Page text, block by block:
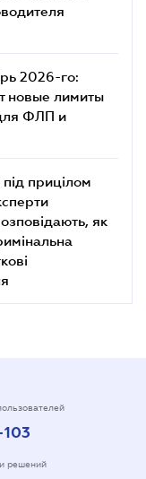
2026-го:
новые лимиты
ФЛП и
прицілом
як
решений